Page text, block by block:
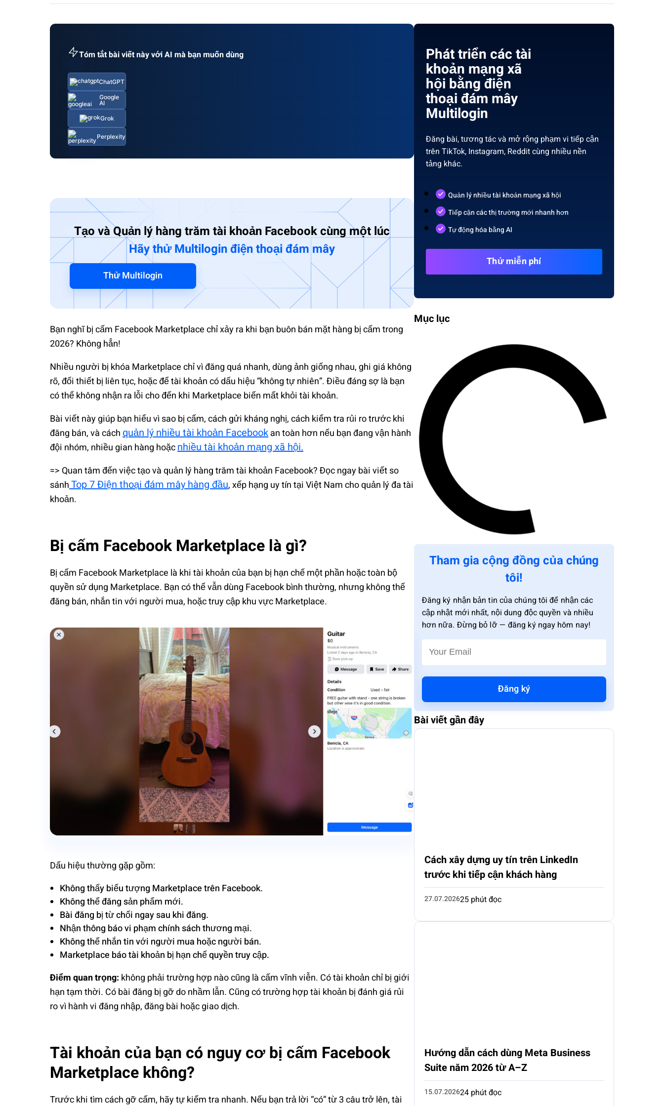
Tóm tắt bài viết này với AI mà bạn muốn dùng
ChatGPT
Google
AI
Grok
Perplexity
Tạo và Quản lý hàng trăm tài khoản Facebook cùng một lúc
Hãy thử Multilogin điện thoại đám mây
Thử Multilogin
Bạn nghĩ bị cấm Facebook Marketplace chỉ xảy ra khi bạn buôn bán mặt hàng bị cấm trong
2026? Không hẳn!
Nhiều người bị khóa Marketplace chỉ vì đăng quá nhanh, dùng ảnh giống nhau, ghi giá không
rõ, đổi thiết bị liên tục, hoặc để tài khoản có dấu hiệu “không tự nhiên”. Điều đáng sợ là bạn
có thể không nhận ra lỗi cho đến khi Marketplace biến mất khỏi tài khoản.
Bài viết này giúp bạn hiểu vì sao bị cấm, cách gửi kháng nghị, cách kiểm tra rủi ro trước khi
đăng bán, và cáchquản lý nhiều tài khoản Facebookan toàn hơn nếu bạn đang vận hành
đội nhóm, nhiều gian hàng hoặcnhiều tài khoản mạng xã hội.
=> Quan tâm đến việc tạo và quản lý hàng trăm tài khoản Facebook? Đọc ngay bài viết so
sánhTop 7 Điện thoại đám mây hàng đầu, xếp hạng uy tín tại Việt Nam cho quản lý đa tài
khoản.
Bị cấm Facebook Marketplace là gì?
Bị cấm Facebook Marketplace là khi tài khoản của bạn bị hạn chế một phần hoặc toàn bộ
quyền sử dụng Marketplace. Bạn có thể vẫn dùng Facebook bình thường, nhưng không thể
đăng bán, nhắn tin với người mua, hoặc truy cập khu vực Marketplace.
Dấu hiệu thường gặp gồm:
Không thấy biểu tượng Marketplace trên Facebook.
Không thể đăng sản phẩm mới.
Bài đăng bị từ chối ngay sau khi đăng.
Nhận thông báo vi phạm chính sách thương mại.
Không thể nhắn tin với người mua hoặc người bán.
Marketplace báo tài khoản bị hạn chế quyền truy cập.
Điểm quan trọng: không phải trường hợp nào cũng là cấm vĩnh viễn. Có tài khoản chỉ bị giới
hạn tạm thời. Có bài đăng bị gỡ do nhầm lẫn. Cũng có trường hợp tài khoản bị đánh giá rủi
ro vì hành vi đăng nhập, đăng bài hoặc giao dịch.
Tài khoản của bạn có nguy cơ bị cấm Facebook
Marketplace không?
Trước khi tìm cách gỡ cấm, hãy tự kiểm tra nhanh. Nếu bạn trả lời “có” từ 3 câu trở lên, tài
Phát triển các tài
khoản mạng xã
hội bằng điện
thoại đám mây
Multilogin
Đăng bài, tương tác và mở rộng phạm vi tiếp cận
trên TikTok, Instagram, Reddit cùng nhiều nền
tảng khác.
Quản lý nhiều tài khoản mạng xã hội
Tiếp cận các thị trường mới nhanh hơn
Tự động hóa bằng AI
Thử miễn phí
Mục lục
Tham gia cộng đồng của chúng
tôi!
Đăng ký nhận bản tin của chúng tôi để nhận các
cập nhật mới nhất, nội dung độc quyền và nhiều
hơn nữa. Đừng bỏ lỡ — đăng ký ngay hôm nay!
Đăng ký
Bài viết gần đây
Cách xây dựng uy tín trên LinkedIn
trước khi tiếp cận khách hàng
27.07.202625 phút đọc
Hướng dẫn cách dùng Meta Business
Suite năm 2026 từ A–Z
15.07.202624 phút đọc